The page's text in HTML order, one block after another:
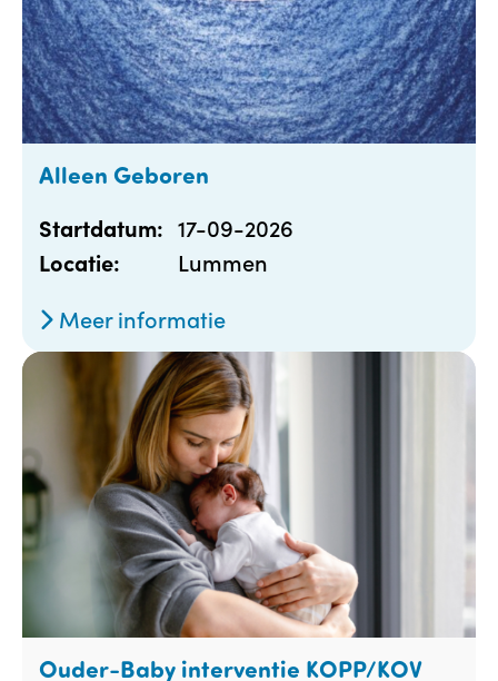
Alleen Geboren
Startdatum: 17-09-2026
Locatie:
Lummen
Meer informatie
Ouder-Baby interventie KOPP/KOV